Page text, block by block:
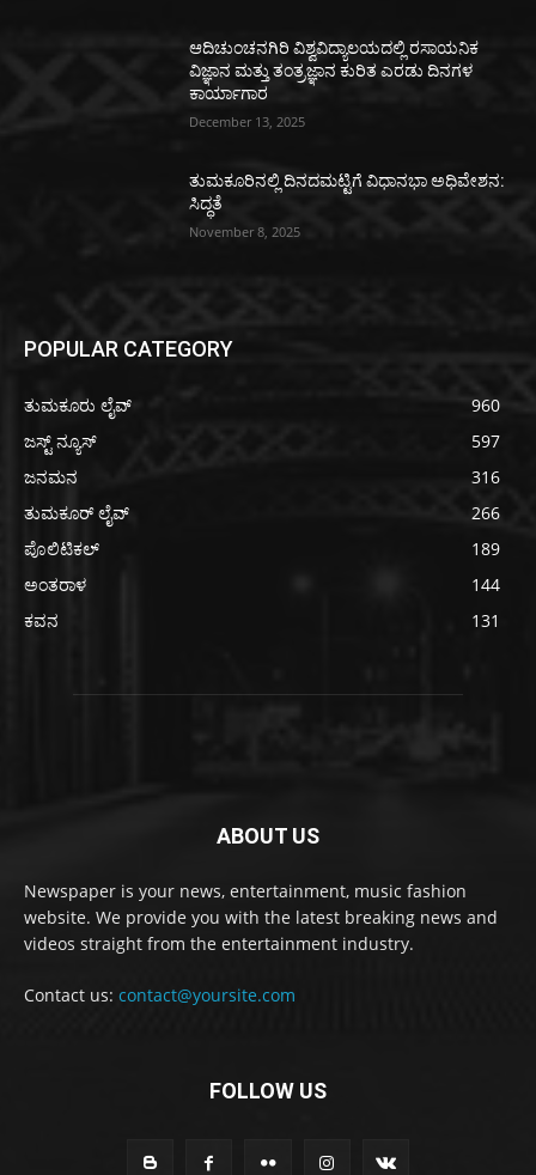
ಆದಿಚುಂಚನಗಿರಿ ವಿಶ್ವವಿದ್ಯಾಲಯದಲ್ಲಿ ರಸಾಯನಿಕ
ವಿಜ್ಞಾನ ಮತ್ತು ತಂತ್ರಜ್ಞಾನ ಕುರಿತ ಎರಡು ದಿನಗಳ
ಕಾರ್ಯಾಗಾರ
December 13, 2025
ತುಮಕೂರಿನಲ್ಲಿ ದಿನದಮಟ್ಟಿಗೆ ವಿಧಾನಭಾ ಅಧಿವೇಶನ:
ಸಿದ್ಧತೆ
November 8, 2025
POPULAR CATEGORY
ತುಮಕೂರು ಲೈವ್
960
ಜಸ್ಟ್ ನ್ಯೂಸ್
597
ಜನಮನ
316
ತುಮಕೂರ್ ಲೈವ್
266
ಪೊಲಿಟಿಕಲ್
189
ಅಂತರಾಳ
144
ಕವನ
131
ABOUT US
Newspaper is your news, entertainment, music fashion
website. We provide you with the latest breaking news and
videos straight from the entertainment industry.
Contact us: contact@yoursite.com
FOLLOW US